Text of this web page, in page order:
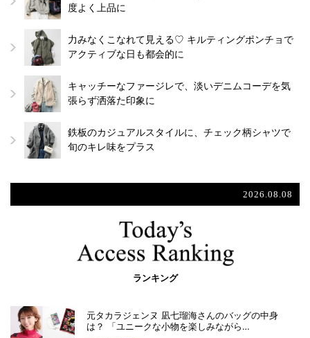
度よく上品に
力みなくこなれて見える♡ キルティングポンチョで
アクティブな日も都会的に
キャッチーなファージレで、淡いデニムコーデを気
張らず洒落た印象に
鉄板のカジュアルスタイルに、チェック柄シャツで
旬のキレ味をプラス
2026.08.08
ランキング
元タカラジェンヌ 凪七瑠海さんのバッグの中身
は？ 「ユニークな小物を楽しみながら…